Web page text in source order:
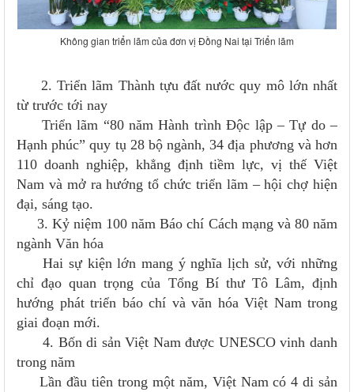
Không gian triển lãm của đơn vị Đồng Nai tại Triển lãm
2. Triển lãm Thành tựu đất nước quy mô lớn nhất
từ trước tới nay
Triển lãm “80 năm Hành trình Độc lập – Tự do –
Hạnh phúc” quy tụ 28 bộ ngành, 34 địa phương và hơn
110 doanh nghiệp, khẳng định tiềm lực, vị thế Việt
Nam và mở ra hướng tổ chức triển lãm – hội chợ hiện
đại, sáng tạo.
3. Kỷ niệm 100 năm Báo chí Cách mạng và 80 năm
ngành Văn hóa
Hai sự kiện lớn mang ý nghĩa lịch sử, với những
chỉ đạo quan trọng của Tổng Bí thư Tô Lâm, định
hướng phát triển báo chí và văn hóa Việt Nam trong
giai đoạn mới.
4. Bốn di sản Việt Nam được UNESCO vinh danh
trong năm
Lần đầu tiên trong một năm, Việt Nam có 4 di sản